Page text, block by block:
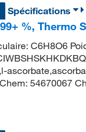
Spécifications
%, Thermo
C6H8O6
54670067